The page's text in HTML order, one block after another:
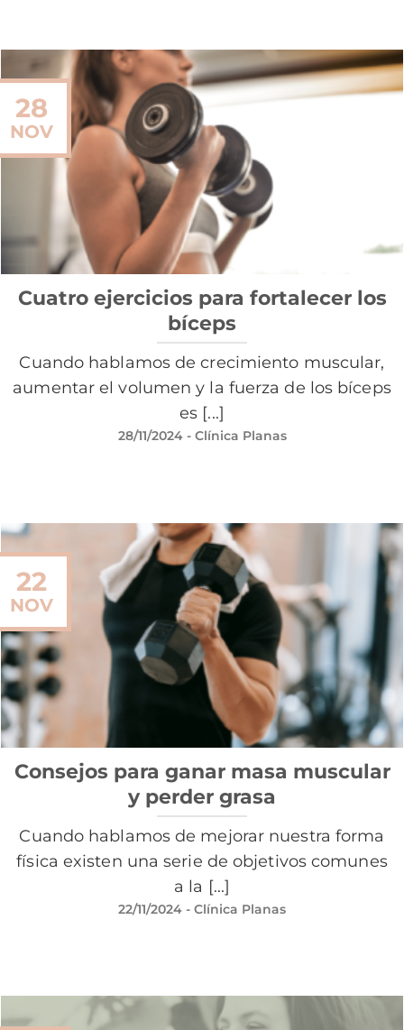
Cuatro ejercicios para fortalecer los
bíceps
Cuando hablamos de crecimiento muscular,
aumentar el volumen y la fuerza de los bíceps
es [...]
28/11/2024- Clínica Planas
28
NOV
Consejos para ganar masa muscular
y perder grasa
Cuando hablamos de mejorar nuestra forma
física existen una serie de objetivos comunes
a la [...]
22/11/2024 - Clínica Planas
22
NOV